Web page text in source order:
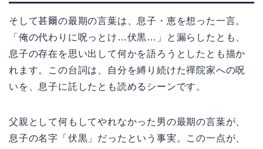
そして甚爾の最期の言葉は、息子・恵を想った一言。
「俺の代わりに呪っとけ…伏黒…」と漏らしたとも、
息子の存在を思い出して何かを語ろうとしたとも描か
れます。この台詞は、自分を縛り続けた禪院家への呪
いを、息子に託したとも読めるシーンです。
父親として何もしてやれなかった男の最期の言葉が、
息子の名字「伏黒」だったという事実。この一点が、